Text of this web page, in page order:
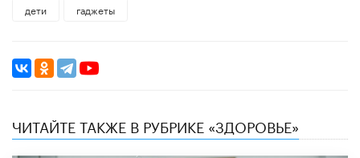
дети
гаджеты
ЧИТАЙТЕ ТАКЖЕ В РУБРИКЕ «ЗДОРОВЬЕ»